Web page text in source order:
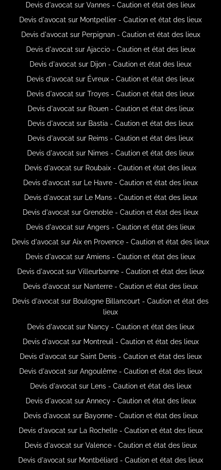
Devis d'avocat sur Vannes - Caution et état des lieux
Devis d'avocat sur Montpellier - Caution et état des lieux
Devis d'avocat sur Perpignan - Caution et état des lieux
Devis d'avocat sur Ajaccio - Caution et état des lieux
Devis d'avocat sur Dijon - Caution et état des lieux
Devis d'avocat sur Évreux - Caution et état des lieux
Devis d'avocat sur Troyes - Caution et état des lieux
Devis d'avocat sur Rouen - Caution et état des lieux
Devis d'avocat sur Bastia - Caution et état des lieux
Devis d'avocat sur Reims - Caution et état des lieux
Devis d'avocat sur Nimes - Caution et état des lieux
Devis d'avocat sur Roubaix - Caution et état des lieux
Devis d'avocat sur Le Havre - Caution et état des lieux
Devis d'avocat sur Le Mans - Caution et état des lieux
Devis d'avocat sur Grenoble - Caution et état des lieux
Devis d'avocat sur Angers - Caution et état des lieux
Devis d'avocat sur Aix en Provence - Caution et état des lieux
Devis d'avocat sur Amiens - Caution et état des lieux
Devis d'avocat sur Villeurbanne - Caution et état des lieux
Devis d'avocat sur Nanterre - Caution et état des lieux
Devis d'avocat sur Boulogne Billancourt - Caution et état des
lieux
Devis d'avocat sur Nancy - Caution et état des lieux
Devis d'avocat sur Montreuil - Caution et état des lieux
Devis d'avocat sur Saint Denis - Caution et état des lieux
Devis d'avocat sur Angoulême - Caution et état des lieux
Devis d'avocat sur Lens - Caution et état des lieux
Devis d'avocat sur Annecy - Caution et état des lieux
Devis d'avocat sur Bayonne - Caution et état des lieux
Devis d'avocat sur La Rochelle - Caution et état des lieux
Devis d'avocat sur Valence - Caution et état des lieux
Devis d'avocat sur Montbéliard - Caution et état des lieux